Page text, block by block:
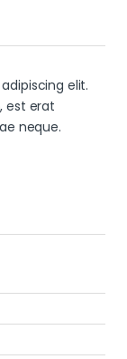
elit.
est erat
neque.